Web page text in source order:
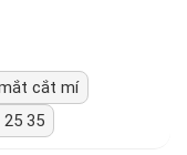
cắt mí
35